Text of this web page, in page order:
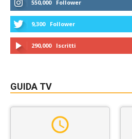
550,000 Follower
9,300 Follower
290,000 Iscritti
GUIDA TV